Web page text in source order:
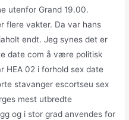
utenfor Grand 19.00.
flere vakter. Da var hans
endt. Jeg synes det er
date com å være politisk
HEA 02 i forhold sex date
stavanger escortseu sex
mest utbredte
og i stor grad anvendes for